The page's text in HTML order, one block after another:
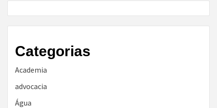
Categorias
Academia
advocacia
Água